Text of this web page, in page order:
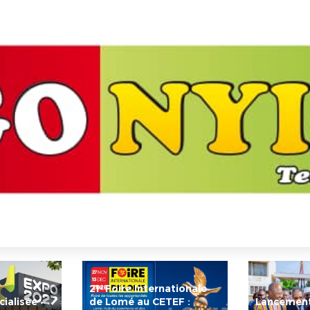
•
21ᵉ Foire Internationale
de Lomé au CETEF :